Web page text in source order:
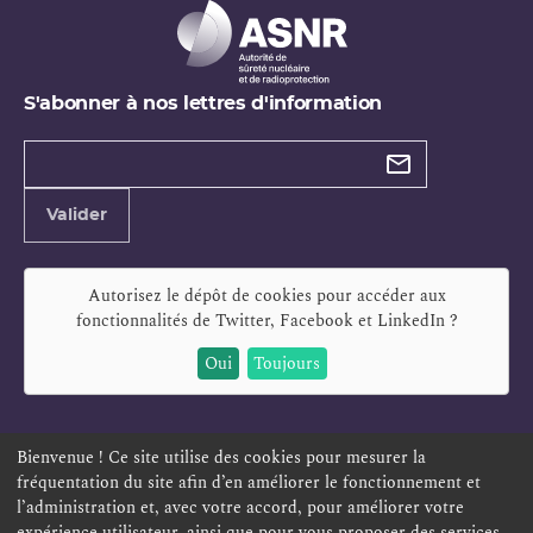
S'abonner à nos lettres d'information
Types de
Valider
Autorisez le dépôt de cookies pour accéder aux
fonctionnalités de Twitter, Facebook et LinkedIn?
Oui
Toujours
ESPACE PERSONNEL OFFRES D'EMPLOI SIGNALEMENT
TÉLÉSERVICES PLAN DU SITE
Bienvenue ! Ce site utilise des cookies pour mesurer la
fréquentation du site afin d’en améliorer le fonctionnement et
l’administration et, avec votre accord, pour améliorer votre